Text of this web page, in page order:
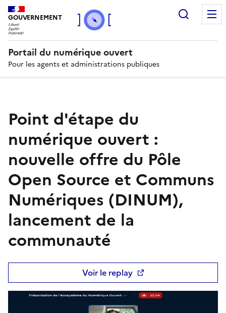
GOUVERNEMENT
Portail du numérique ouvert
Pour les agents et administrations publiques
Point d'étape du
numérique ouvert :
nouvelle offre du Pôle
Open Source et Communs
Numériques (DINUM),
lancement de la
communauté
Voir le replayOuvre une nouvelle fenêtre